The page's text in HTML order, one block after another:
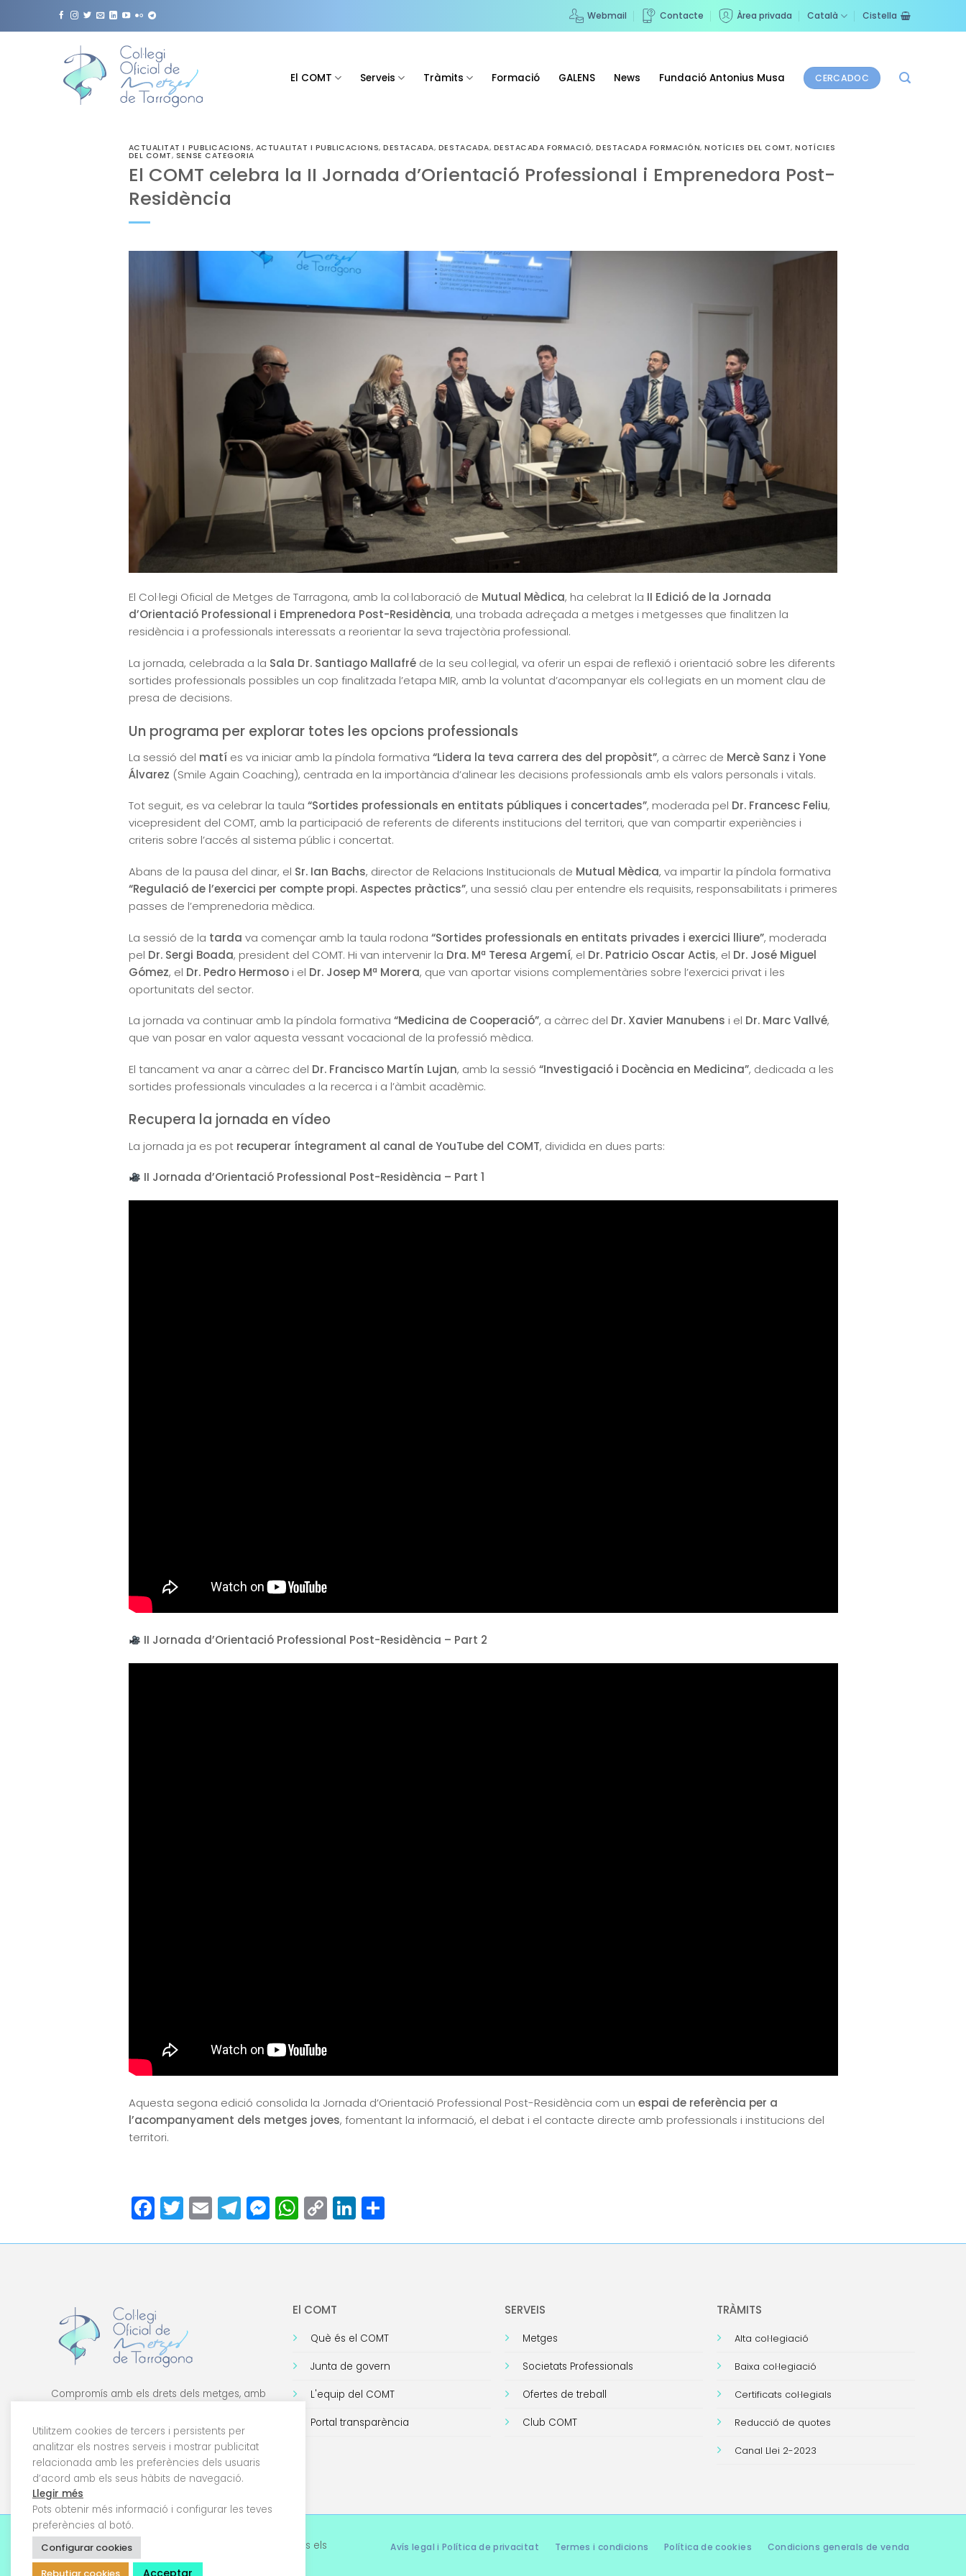
Webmail Contacte Àrea privada Català Cistella
El COMT Serveis Tràmits Formació GALENS News Fundació Antonius Musa CERCADOC
ACTUALITAT I PUBLICACIONS, ACTUALITAT I PUBLICACIONS,DESTACADA, DESTACADA, DESTACADA FORMACIÓ,DESTACADA FORMACIÓN,NOTÍCIES DEL COMT,NOTÍCIES
DEL COMT, SENSE CATEGORIA
El COMT celebra la II Jornada d’Orientació Professional i Emprenedora Post-
Residència
El Col·legi Oficial de Metges de Tarragona, amb la col·laboració de Mutual Mèdica, ha celebrat la II Edició de la Jornada
d’Orientació Professional i Emprenedora Post-Residència, una trobada adreçada a metges i metgesses que finalitzen la
residència i a professionals interessats a reorientar la seva trajectòria professional.
La jornada, celebrada a la Sala Dr. Santiago Mallafréde la seu col·legial, va oferir un espai de reflexió i orientació sobre les diferents
sortides professionals possibles un cop finalitzada l’etapa MIR, amb la voluntat d’acompanyar els col·legiats en un moment clau de
presa de decisions.
Un programa per explorar totes les opcions professionals
La sessió del matíes va iniciar amb la píndola formativa “Lidera la teva carrera des del propòsit”, a càrrec de Mercè Sanz i Yone
Álvarez (Smile Again Coaching), centrada en la importància d’alinear les decisions professionals amb els valors personals i vitals.
Tot seguit, es va celebrar la taula “Sortides professionals en entitats públiques i concertades”, moderada pel Dr. Francesc Feliu,
vicepresident del COMT, amb la participació de referents de diferents institucions del territori, que van compartir experiències i
criteris sobre l’accés al sistema públic i concertat.
Abans de la pausa del dinar, el Sr. Ian Bachs, director de Relacions Institucionals de Mutual Mèdica, va impartir la píndola formativa
“Regulació de l’exercici per compte propi. Aspectes pràctics”, una sessió clau per entendre els requisits, responsabilitats i primeres
passes de l’emprenedoria mèdica.
La sessió de la tarda va començar amb la taula rodona “Sortides professionals en entitats privades i exercici lliure”, moderada
pel Dr. Sergi Boada, president del COMT. Hi van intervenir la Dra. Mª Teresa Argemí, el Dr. Patricio Oscar Actis, el Dr. José Miguel
Gómez, el Dr. Pedro Hermosoi el Dr. Josep Mª Morera, que van aportar visions complementàries sobre l’exercici privat i les
oportunitats del sector.
La jornada va continuar amb la píndola formativa “Medicina de Cooperació”, a càrrec del Dr. Xavier Manubens i el Dr. Marc Vallvé,
que van posar en valor aquesta vessant vocacional de la professió mèdica.
El tancament va anar a càrrec del Dr. Francisco Martín Lujan, amb la sessió “Investigació i Docència en Medicina”, dedicada a les
sortides professionals vinculades a la recerca i a l’àmbit acadèmic.
Recupera la jornada en vídeo
La jornada ja es pot recuperar íntegrament al canal de YouTube del COMT, dividida en dues parts:
II Jornada d’Orientació Professional Post-Residència – Part 1
II Jornada d’Orientació Professional Post-Residència – Part 2
Aquesta segona edició consolida la Jornada d’Orientació Professional Post-Residència com un espai de referència per a
l’acompanyament dels metges joves, fomentant la informació, el debat i el contacte directe amb professionals i institucions del
territori.
Facebook
Twitter
EmailTelegram
Messenger
WhatsApp
Copy
Link
LinkedIn
Comparteix
Compromís amb els drets dels metges, amb
El COMT
Què és el COMT
Junta de govern
L'equip del COMT
Portal transparència
SERVEIS
Metges
Societats Professionals
Ofertes de treball
Club COMT
TRÀMITS
Alta col·legiació
Baixa col·legiació
Certificats col·legials
Reducció de quotes
Canal Llei 2-2023
© 2026 Col·legi Oficial de Metges de Tarragona. Tots els
drets reservats
Avís legal i Política de privacitat Termes i condicions Política de cookies Condicions generals de venda
Utilitzem cookies de tercers i persistents per
analitzar els nostres serveis i mostrar publicitat
relacionada amb les preferències dels usuaris
d’acord amb els seus hàbits de navegació.
Llegir més
Pots obtenir més informació i configurar les teves
preferències al botó.
Configurar cookies
Acceptar